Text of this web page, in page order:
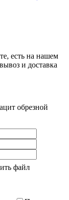
есть на нашем
и доставка
обрезной
файл